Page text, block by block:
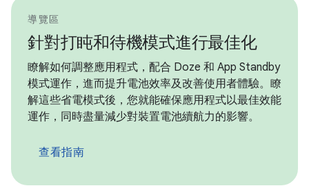
導覽區
針對打盹和待機模式進行最佳化
瞭解如何調整應用程式，配合 Doze 和 App Standby
模式運作，進而提升電池效率及改善使用者體驗。瞭
解這些省電模式後，您就能確保應用程式以最佳效能
運作，同時盡量減少對裝置電池續航力的影響。
查看指南